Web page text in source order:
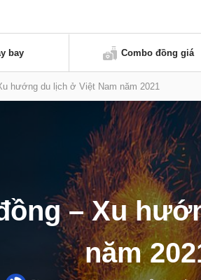
bay Combo đồng giá
hướng du lịch ở Việt Nam năm 2021
– Xu
năm